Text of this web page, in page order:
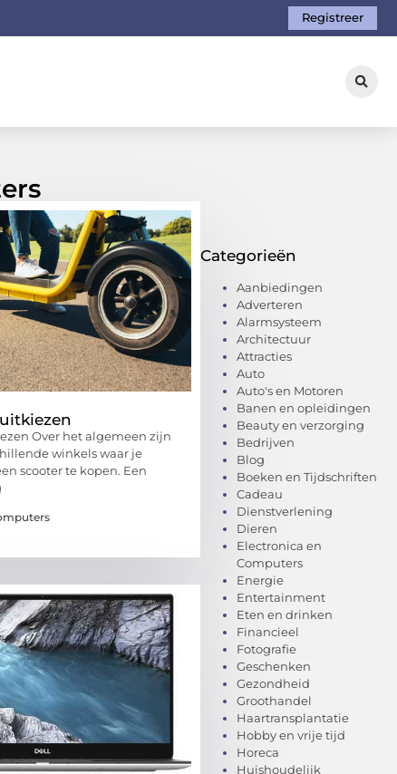
Registreer
Over het algemeen zijn
winkels waar je
scooter te kopen. Een
Categorieën
Aanbiedingen
Adverteren
Alarmsysteem
Architectuur
Attracties
Auto
Auto's en Motoren
Banen en opleidingen
Beauty en verzorging
Bedrijven
Blog
Boeken en Tijdschriften
Cadeau
Dienstverlening
Dieren
Electronica en
Computers
Energie
Entertainment
Eten en drinken
Financieel
Fotografie
Geschenken
Gezondheid
Groothandel
Haartransplantatie
Hobby en vrije tijd
Horeca
Huishoudelijk